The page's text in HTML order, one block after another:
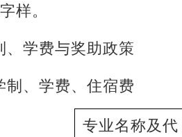
样。
、学费与奖助政策
制、学费、住宿费
专业名称及代